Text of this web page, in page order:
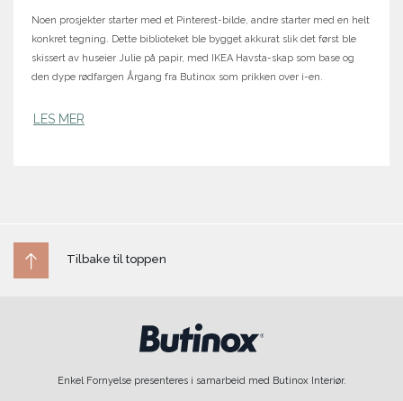
Noen prosjekter starter med et Pinterest-bilde, andre starter med en helt
konkret tegning. Dette biblioteket ble bygget akkurat slik det først ble
skissert av huseier Julie på papir, med IKEA Havsta-skap som base og
den dype rødfargen Årgang fra Butinox som prikken over i-en.
LES MER
Tilbake til toppen
Enkel Fornyelse presenteres i samarbeid med Butinox Interiør.